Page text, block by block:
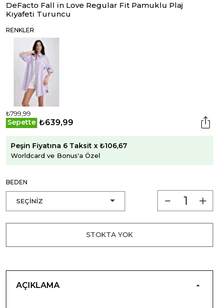
DeFacto Fall in Love Regular Fit Pamuklu Plaj
Kıyafeti Turuncu
RENKLER
₺799,99
Sepette ₺639,99
Peşin Fiyatına 6 Taksit x ₺106,67
Worldcard ve Bonus'a Özel
BEDEN
STOKTA YOK
AÇIKLAMA